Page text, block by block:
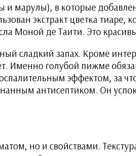
и марулы), в которые
экстракт цветка тиаре,
Моной де Таити. Это
сладкий запах. Кроме
Именно голубой пижме
эффектом, за
антисептиком. Он
но и свойствами.